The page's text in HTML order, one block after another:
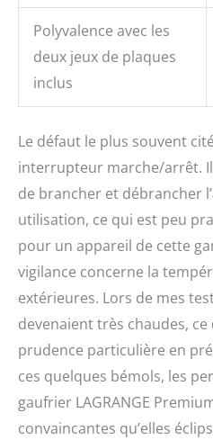
Polyvalence avec les
deux jeux de plaques
inclus
Le défaut le plus souvent
interrupteur marche/arrêt.
de brancher et débrancher
utilisation, ce qui est peu
pour un appareil de cette
vigilance concerne la
extérieures. Lors de mes
devenaient très chaudes,
prudence particulière en
ces quelques bémols, les
gaufrier LAGRANGE
convaincantes qu’elles